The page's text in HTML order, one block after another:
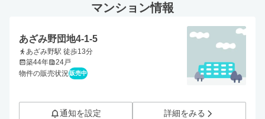
マンション情報
あざみ野団地4-1-5
あざみ野駅 徒歩13分
築44年
24戸
物件の販売状況 販売中
通知を設定 詳細をみる